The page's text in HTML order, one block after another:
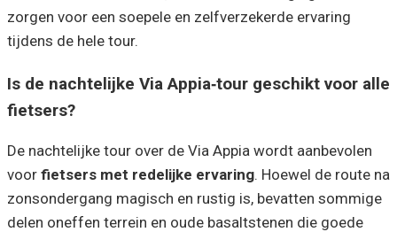
zorgen voor een soepele en zelfverzekerde ervaring
tijdens de hele tour.
Is de nachtelijke Via Appia‑tour geschikt voor alle
fietsers?
De nachtelijke tour over de Via Appia wordt aanbevolen
voor fietsers met redelijke ervaring. Hoewel de route na
zonsondergang magisch en rustig is, bevatten sommige
delen oneffen terrein en oude basaltstenen die goede